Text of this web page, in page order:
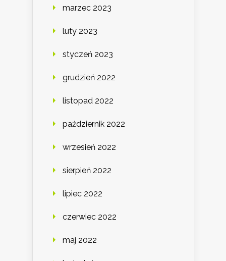
marzec 2023
luty 2023
styczeń 2023
grudzień 2022
listopad 2022
październik 2022
wrzesień 2022
sierpień 2022
lipiec 2022
czerwiec 2022
maj 2022